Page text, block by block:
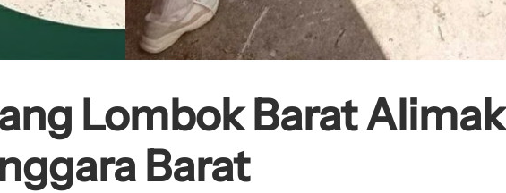
Lombok Barat Alimak
Barat